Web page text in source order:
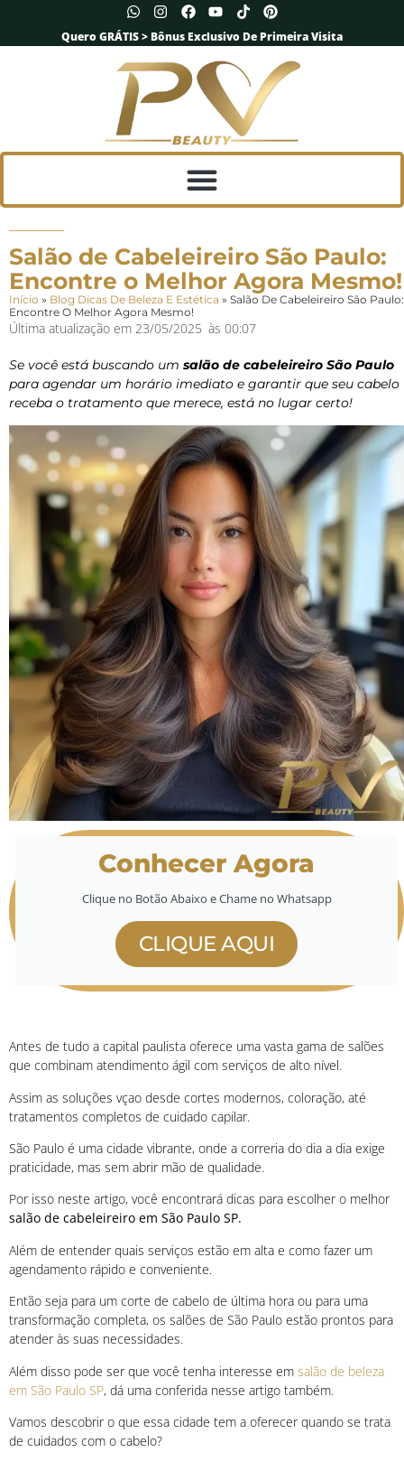
Quero GRÁTIS > Bônus Exclusivo De Primeira Visita
Salão de Cabeleireiro São Paulo:
Encontre o Melhor Agora Mesmo!
Início » Blog Dicas De Beleza E Estética » Salão De Cabeleireiro São Paulo:
Encontre O Melhor Agora Mesmo!
Última atualização em 23/05/2025 às 00:07
Se você está buscando um salão de cabeleireiro São Paulo
para agendar um horário imediato e garantir que seu cabelo
receba o tratamento que merece, está no lugar certo!
Conhecer Agora
Clique no Botão Abaixo e Chame no Whatsapp
CLIQUE AQUI
Antes de tudo a capital paulista oferece uma vasta gama de salões
que combinam atendimento ágil com serviços de alto nível.
Assim as soluções vçao desde cortes modernos, coloração, até
tratamentos completos de cuidado capilar.
São Paulo é uma cidade vibrante, onde a correria do dia a dia exige
praticidade, mas sem abrir mão de qualidade.
Por isso neste artigo, você encontrará dicas para escolher o melhor
salão de cabeleireiro em São Paulo SP.
Além de entender quais serviços estão em alta e como fazer um
agendamento rápido e conveniente.
Então seja para um corte de cabelo de última hora ou para uma
transformação completa, os salões de São Paulo estão prontos para
atender às suas necessidades.
Além disso pode ser que você tenha interesse em salão de beleza
em São Paulo SP, dá uma conferida nesse artigo também.
Vamos descobrir o que essa cidade tem a oferecer quando se trata
de cuidados com o cabelo?